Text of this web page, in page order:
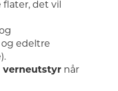
det vil
og edeltre
verneutstyrnår